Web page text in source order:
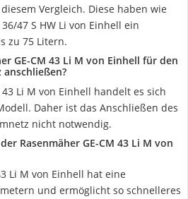
Vergleich. Diese haben wie
47 S HW Li von Einhell ein
zu 75 Litern.
GE-CM 43 Li M von Einhell für den
Li M von Einhell handelt es sich
Daher ist das Anschließen des
nicht notwendig.
Rasenmäher GE-CM 43 Li M von
Li M von Einhell hat eine
und ermöglicht so schnelleres